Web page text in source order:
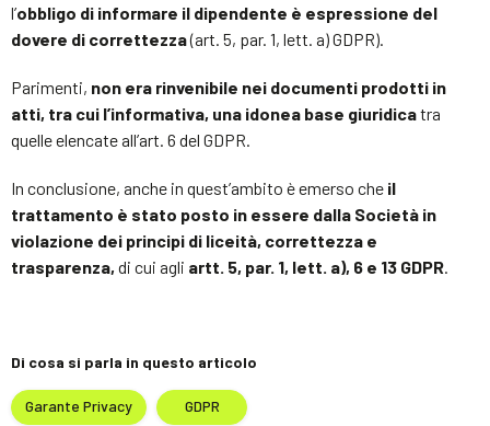
l’obbligo di informare il dipendente è espressione del
dovere di correttezza(art. 5, par. 1, lett. a) GDPR).
Parimenti, non era rinvenibile nei documenti prodotti in
atti, tra cui l’informativa, una idonea base giuridicatra
quelle elencate all’art. 6 del GDPR.
In conclusione, anche in quest’ambito è emerso che il
trattamento è stato posto in essere dalla Società in
violazione dei principi di liceità, correttezza e
trasparenza, di cui agli artt. 5, par. 1, lett. a), 6 e 13 GDPR.
Di cosa si parla in questo articolo
Garante Privacy GDPR